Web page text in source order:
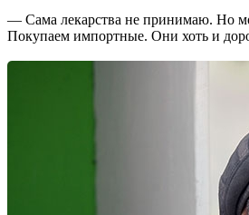
— Сама лекар­ства не принимаю. Но
Покупаем импортные. Они хоть и